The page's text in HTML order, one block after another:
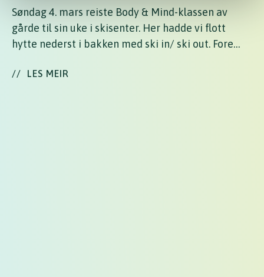
Søndag 4. mars reiste Body & Mind-klassen av
gårde til sin uke i skisenter. Her hadde vi flott
hytte nederst i bakken med ski in/ ski out. Fore…
// LES MEIR